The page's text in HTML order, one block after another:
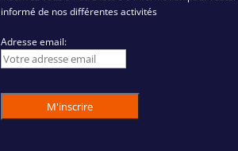
informé de nos différentes activités
Adresse email: